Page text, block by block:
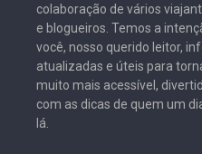
colaboração de vários
e blogueiros. Temos a
você, nosso querido leitor,
atualizadas e úteis para
muito mais acessível,
com as dicas de quem um
lá.